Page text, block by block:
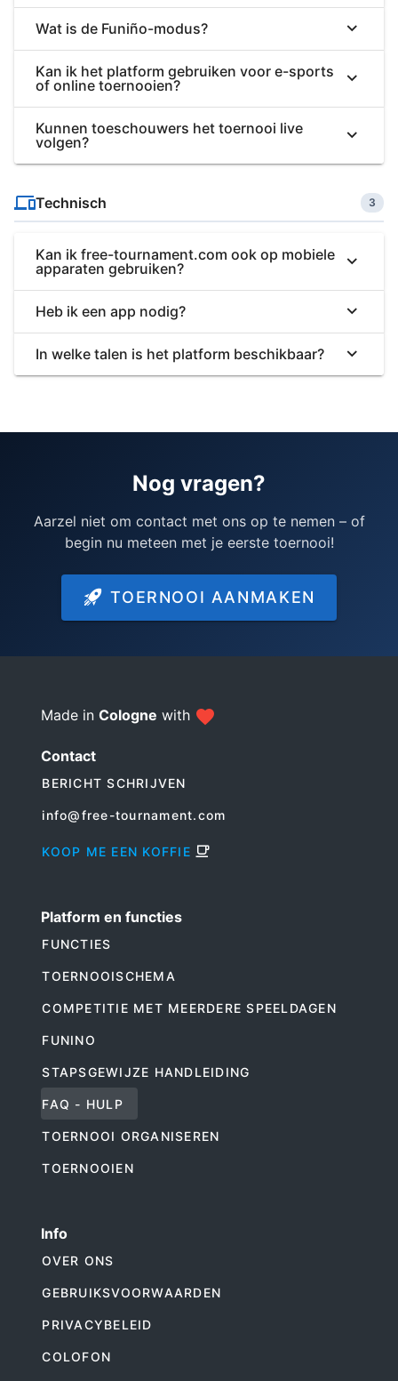
Wat is de Funiño-modus?
Kan ik het platform gebruiken voor e-sports
of online toernooien?
Kunnen toeschouwers het toernooi live
volgen?
Technisch 3
Kan ik free-tournament.com ook op mobiele
apparaten gebruiken?
Heb ik een app nodig?
In welke talen is het platform beschikbaar?
Nog vragen?
Aarzel niet om contact met ons op te nemen – of
begin nu meteen met je eerste toernooi!
TOERNOOI AANMAKEN
Made in Cologne with
Contact
BERICHT SCHRIJVEN
info@free-tournament.com
KOOP ME EEN KOFFIE
Platform en functies
FUNCTIES
TOERNOOISCHEMA
COMPETITIE MET MEERDERE SPEELDAGEN
FUNINO
STAPSGEWIJZE HANDLEIDING
FAQ - HULP
TOERNOOI ORGANISEREN
TOERNOOIEN
Info
OVER ONS
GEBRUIKSVOORWAARDEN
PRIVACYBELEID
COLOFON